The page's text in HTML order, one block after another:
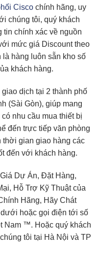
Cisco chính hãng, uy
chúng tôi, quý khách
chính xác về nguồn
mức giá Discount theo
hàng luôn sẵn kho số
khách hàng.
dịch tại 2 thành phố
(Sài Gòn), giúp mang
nhu cầu mua thiết bị
đến trực tiếp văn phòng
thời gian giao hàng các
đến với khách hàng.
Dự Án, Đặt Hàng,
Hỗ Trợ Kỹ Thuật của
Hãng, Hãy Chát
hoặc gọi điện tới số
Nam ™. Hoặc quý khách
tôi tại Hà Nội và TP